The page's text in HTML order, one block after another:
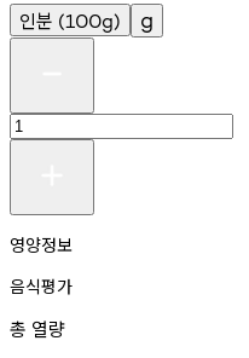
인분 (100g) g
영양정보
음식평가
총 열량